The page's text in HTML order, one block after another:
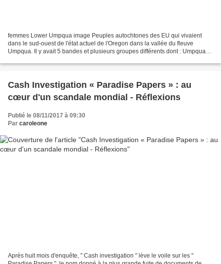
femmes Lower Umpqua image Peuples autochtones des EU qui vivaient
dans le sud-ouest de l'état actuel de l'Oregon dans la vallée du fleuve
Umpqua. Il y avait 5 bandes et plusieurs groupes différents dont : Umpqua
Cash Investigation « Paradise Papers » : au
cœur d'un scandale mondial - Réflexions
Publié le 08/11/2017 à 09:30
Par caroleone
Après huit mois d'enquête, " Cash investigation " lève le voile sur les "